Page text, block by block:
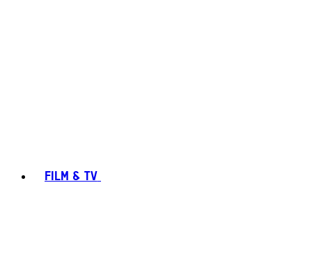
FILM & TV